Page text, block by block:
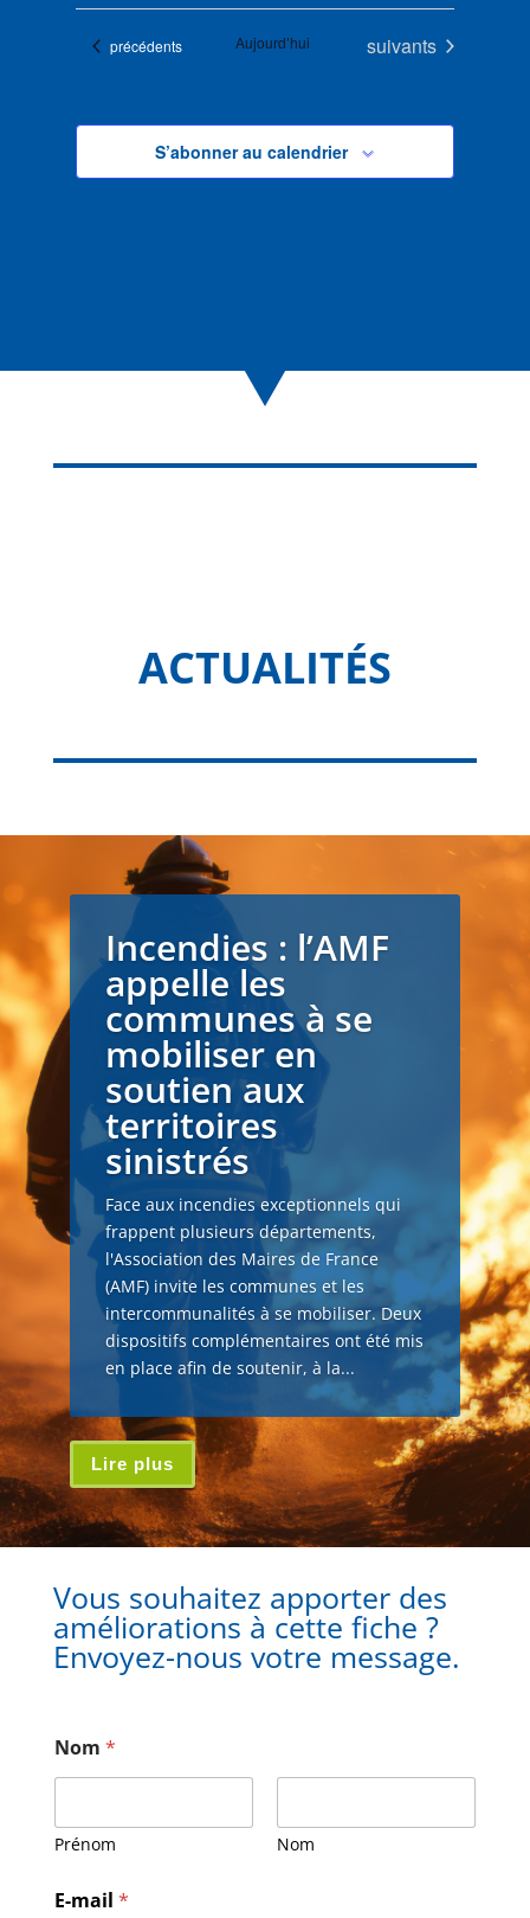
Évènements
précédents Aujourd’hui Évènements
suivants
S’abonner au calendrier
ACTUALITÉS
Incendies : l’AMF
appelle les
communes à se
mobiliser en
soutien aux
territoires
sinistrés
Face aux incendies exceptionnels qui
frappent plusieurs départements,
l'Association des Maires de France
(AMF) invite les communes et les
intercommunalités à se mobiliser. Deux
dispositifs complémentaires ont été mis
en place afin de soutenir, à la...
Lire plus
Vous souhaitez apporter des
améliorations à cette fiche ?
Envoyez-nous votre message.
Nom *
Prénom Nom
o
E-mail *